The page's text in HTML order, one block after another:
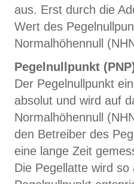
aus. Erst durch die
Wert des
Normalhöhennull
Pegelnullpunkt
Der Pegelnullpunkt
absolut und wird auf
Normalhöhennull
den Betreiber des
eine lange Zeit
Die Pegellatte wird